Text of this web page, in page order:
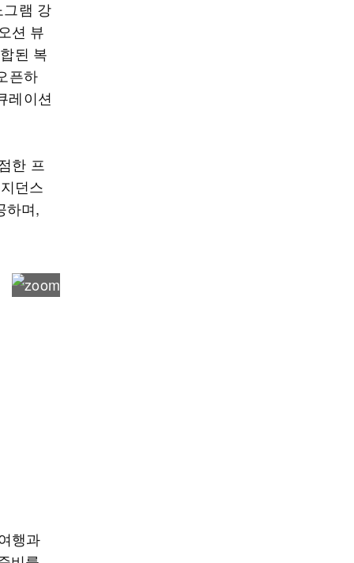
램 강
션 뷰
된 복
픈하
레이션
한 프
던스
하며,
행과